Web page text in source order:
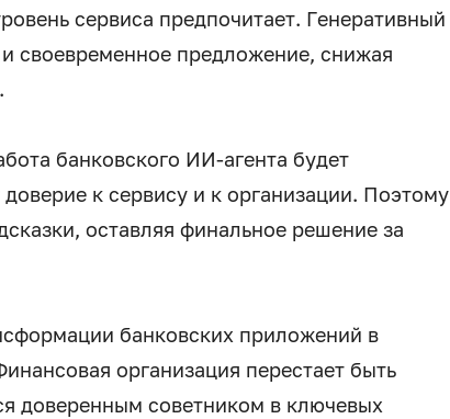
сервиса предпочитает. Генеративный
своевременное предложение, снижая
банковского ИИ-агента будет
к сервису и к организации. Поэтому
оставляя финальное решение за
банковских приложений в
организация перестает быть
доверенным советником в ключевых